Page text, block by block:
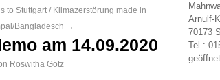
to Stuttgart / Klimazerstörung made in
Bangladesch →
am 14.09.2020
Roswitha Götz
Arnulf-
70173
Tel.: